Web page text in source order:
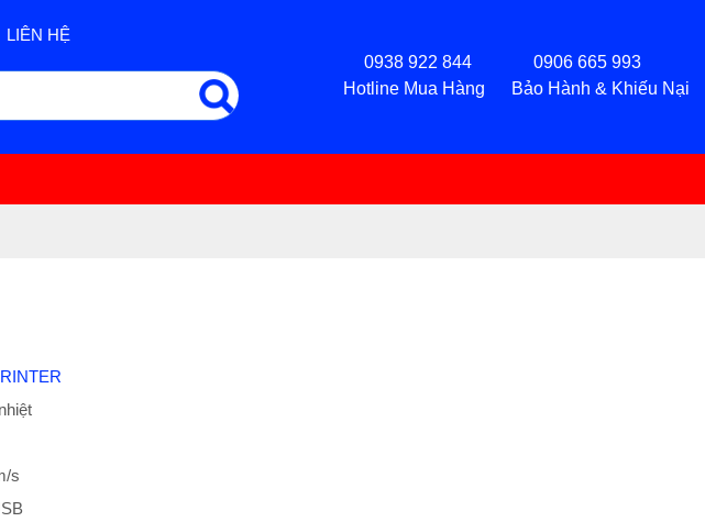
LIÊN HỆ
0938 922 844 0906 665 993
Hotline Mua Hàng Bảo Hành & Khiếu Nại
s